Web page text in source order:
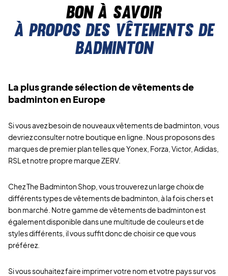
Bon à savoir
À propos des vêtements de
badminton
La plus grande sélection de vêtements de
badminton en Europe
Si vous avez besoin de nouveaux vêtements de badminton, vous
devriez consulter notre boutique en ligne. Nous proposons des
marques de premier plan telles que Yonex, Forza, Victor, Adidas,
RSL et notre propre marque ZERV.
Chez The Badminton Shop, vous trouverez un large choix de
différents types de vêtements de badminton, à la fois chers et
bon marché. Notre gamme de vêtements de badminton est
également disponible dans une multitude de couleurs et de
styles différents, il vous suffit donc de choisir ce que vous
préférez.
Si vous souhaitez faire imprimer votre nom et votre pays sur vos